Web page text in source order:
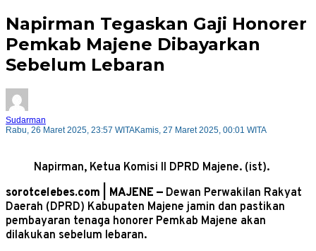
Napirman Tegaskan Gaji Honorer
Pemkab Majene Dibayarkan
Sebelum Lebaran
Sudarman
Rabu, 26 Maret 2025, 23:57 WITAKamis, 27 Maret 2025, 00:01 WITA
Napirman, Ketua Komisi II DPRD Majene. (ist).
sorotcelebes.com | MAJENE — Dewan Perwakilan Rakyat
Daerah (DPRD) Kabupaten Majene jamin dan pastikan
pembayaran tenaga honorer Pemkab Majene akan
dilakukan sebelum lebaran.